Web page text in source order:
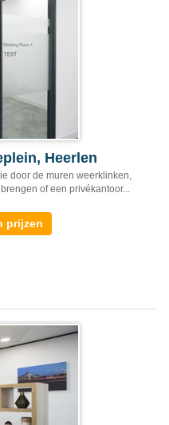
Heerlen
door de muren weerklinken,
of een privékantoor...
prijzen